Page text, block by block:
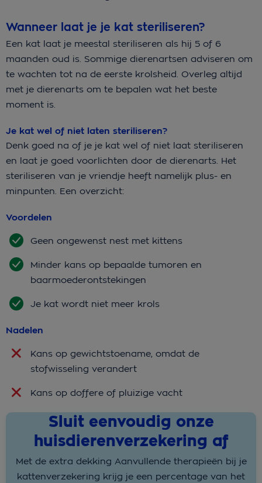
Wanneer laat je je kat steriliseren?
Een kat laat je meestal steriliseren als hij 5 of 6
maanden oud is. Sommige dierenartsen adviseren om
te wachten tot na de eerste krolsheid. Overleg altijd
met je dierenarts om te bepalen wat het beste
moment is.
Je kat wel of niet laten steriliseren?
Denk goed na of je je kat wel of niet laat steriliseren
en laat je goed voorlichten door de dierenarts. Het
steriliseren van je vriendje heeft namelijk plus- en
minpunten. Een overzicht:
Voordelen
Geen ongewenst nest met kittens
Minder kans op bepaalde tumoren en
baarmoederontstekingen
Je kat wordt niet meer krols
Nadelen
Kans op gewichtstoename, omdat de
stofwisseling verandert
Kans op doffere of pluizige vacht
Sluit eenvoudig onze
huisdierenverzekering af
Met de extra dekking Aanvullende therapieën bij je
kattenverzekering krijg je een percentage van het